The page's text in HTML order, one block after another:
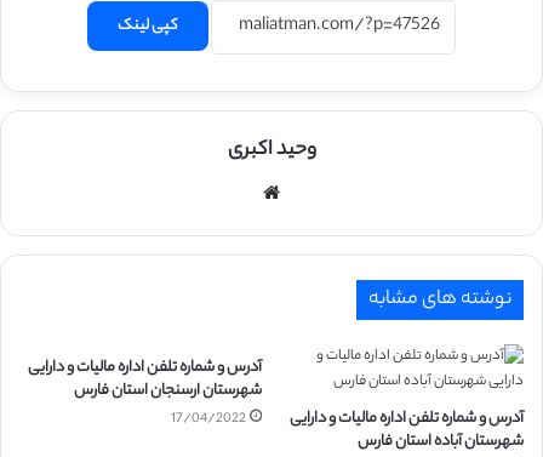
کپی لینک
وحید اکبری
نوشته های مشابه
آدرس و شماره تلفن اداره مالیات و دارایی
شهرستان آباده استان فارس
آدرس و شماره تلفن اداره مالیات و دارایی
شهرستان ارسنجان استان فارس
17/04/2022